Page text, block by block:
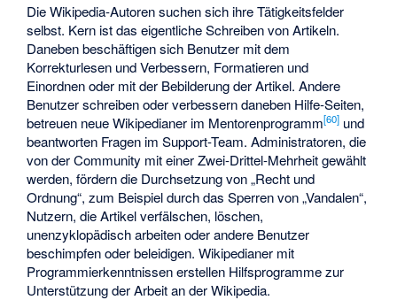
Die Wikipedia-Autoren suchen sich ihre Tätigkeitsfelder
selbst. Kern ist das eigentliche Schreiben von Artikeln.
Daneben beschäftigen sich Benutzer mit dem
Korrekturlesen und Verbessern, Formatieren und
Einordnen oder mit der Bebilderung der Artikel. Andere
Benutzer schreiben oder verbessern daneben Hilfe-Seiten,
betreuen neue Wikipedianer im Mentorenprogramm[60] und
beantworten Fragen im Support-Team. Administratoren, die
von der Community mit einer Zwei-Drittel-Mehrheit gewählt
werden, fördern die Durchsetzung von „Recht und
Ordnung“, zum Beispiel durch das Sperren von „Vandalen“,
Nutzern, die Artikel verfälschen, löschen,
unenzyklopädisch arbeiten oder andere Benutzer
beschimpfen oder beleidigen. Wikipedianer mit
Programmierkenntnissen erstellen Hilfsprogramme zur
Unterstützung der Arbeit an der Wikipedia.